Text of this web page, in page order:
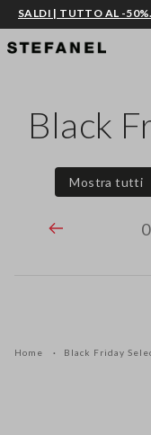
VAI AL CONTENUTO
SALDI | TUTTO AL -
Black
Mostra tutti
Home Black Friday